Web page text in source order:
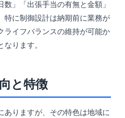
」「出張手当の有無と金額」
特に制御設計は納期前に業務が
ライフバランスの維持が可能か
ります。
と特徴
ありますが、その特色は地域に